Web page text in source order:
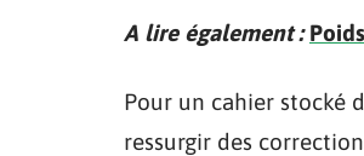
A lire également :
Pour un cahier stocké
ressurgir des